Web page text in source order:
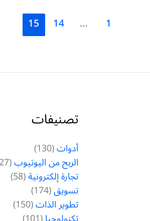
1
…
14
15
تصنيفات
أدوات(130)
الربح من اليوتيوب(27)
تجارة إلكترونية(58)
تسويق(174)
تطوير الذات(150)